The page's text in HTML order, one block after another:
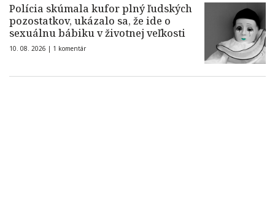
Polícia skúmala kufor plný ľudských
pozostatkov, ukázalo sa, že ide o
sexuálnu bábiku v životnej veľkosti
10. 08. 2026 | 1 komentár